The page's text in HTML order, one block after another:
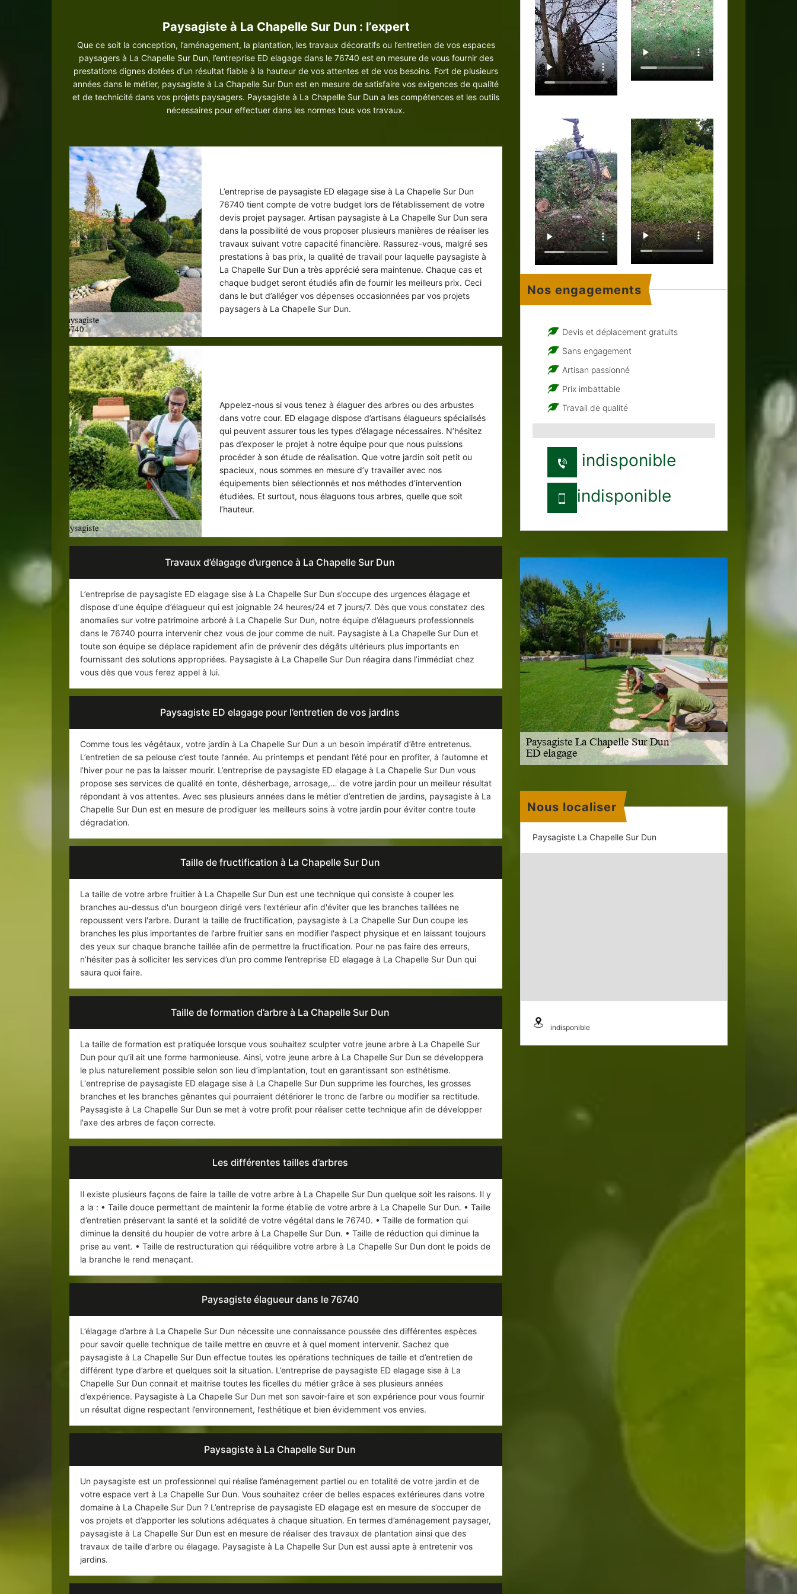
Paysagiste à La Chapelle Sur Dun : l’expert
Que ce soit la conception, l’aménagement, la plantation, les travaux décoratifs ou l’entretien de vos espaces
paysagers à La Chapelle Sur Dun, l’entreprise ED elagage dans le 76740 est en mesure de vous fournir des
prestations dignes dotées d’un résultat fiable à la hauteur de vos attentes et de vos besoins. Fort de plusieurs
années dans le métier, paysagiste à La Chapelle Sur Dun est en mesure de satisfaire vos exigences de qualité
et de technicité dans vos projets paysagers. Paysagiste à La Chapelle Sur Dun a les compétences et les outils
nécessaires pour effectuer dans les normes tous vos travaux.
L’entreprise de paysagiste ED elagage sise à La Chapelle Sur Dun
76740 tient compte de votre budget lors de l’établissement de votre
devis projet paysager. Artisan paysagiste à La Chapelle Sur Dun sera
dans la possibilité de vous proposer plusieurs manières de réaliser les
travaux suivant votre capacité financière. Rassurez-vous, malgré ses
prestations à bas prix, la qualité de travail pour laquelle paysagiste à
La Chapelle Sur Dun a très apprécié sera maintenue. Chaque cas et
chaque budget seront étudiés afin de fournir les meilleurs prix. Ceci
dans le but d’alléger vos dépenses occasionnées par vos projets
paysagers à La Chapelle Sur Dun.
Appelez-nous si vous tenez à élaguer des arbres ou des arbustes
dans votre cour. ED elagage dispose d’artisans élagueurs spécialisés
qui peuvent assurer tous les types d’élagage nécessaires. N’hésitez
pas d’exposer le projet à notre équipe pour que nous puissions
procéder à son étude de réalisation. Que votre jardin soit petit ou
spacieux, nous sommes en mesure d’y travailler avec nos
équipements bien sélectionnés et nos méthodes d’intervention
étudiées. Et surtout, nous élaguons tous arbres, quelle que soit
l’hauteur.
Travaux d’élagage d’urgence à La Chapelle Sur Dun
L’entreprise de paysagiste ED elagage sise à La Chapelle Sur Dun s’occupe des urgences élagage et
dispose d’une équipe d’élagueur qui est joignable 24 heures/24 et 7 jours/7. Dès que vous constatez des
anomalies sur votre patrimoine arboré à La Chapelle Sur Dun, notre équipe d’élagueurs professionnels
dans le 76740 pourra intervenir chez vous de jour comme de nuit. Paysagiste à La Chapelle Sur Dun et
toute son équipe se déplace rapidement afin de prévenir des dégâts ultérieurs plus importants en
fournissant des solutions appropriées. Paysagiste à La Chapelle Sur Dun réagira dans l’immédiat chez
vous dès que vous ferez appel à lui.
Paysagiste ED elagage pour l’entretien de vos jardins
Comme tous les végétaux, votre jardin à La Chapelle Sur Dun a un besoin impératif d’être entretenus.
L’entretien de sa pelouse c’est toute l’année. Au printemps et pendant l’été pour en profiter, à l’automne et
l’hiver pour ne pas la laisser mourir. L’entreprise de paysagiste ED elagage à La Chapelle Sur Dun vous
propose ses services de qualité en tonte, désherbage, arrosage,… de votre jardin pour un meilleur résultat
répondant à vos attentes. Avec ses plusieurs années dans le métier d’entretien de jardins, paysagiste à La
Chapelle Sur Dun est en mesure de prodiguer les meilleurs soins à votre jardin pour éviter contre toute
dégradation.
Taille de fructification à La Chapelle Sur Dun
La taille de votre arbre fruitier à La Chapelle Sur Dun est une technique qui consiste à couper les
branches au-dessus d'un bourgeon dirigé vers l'extérieur afin d'éviter que les branches taillées ne
repoussent vers l'arbre. Durant la taille de fructification, paysagiste à La Chapelle Sur Dun coupe les
branches les plus importantes de l'arbre fruitier sans en modifier l'aspect physique et en laissant toujours
des yeux sur chaque branche taillée afin de permettre la fructification. Pour ne pas faire des erreurs,
n’hésiter pas à solliciter les services d’un pro comme l’entreprise ED elagage à La Chapelle Sur Dun qui
saura quoi faire.
Taille de formation d’arbre à La Chapelle Sur Dun
La taille de formation est pratiquée lorsque vous souhaitez sculpter votre jeune arbre à La Chapelle Sur
Dun pour qu’il ait une forme harmonieuse. Ainsi, votre jeune arbre à La Chapelle Sur Dun se développera
le plus naturellement possible selon son lieu d’implantation, tout en garantissant son esthétisme.
L‘entreprise de paysagiste ED elagage sise à La Chapelle Sur Dun supprime les fourches, les grosses
branches et les branches gênantes qui pourraient détériorer le tronc de l’arbre ou modifier sa rectitude.
Paysagiste à La Chapelle Sur Dun se met à votre profit pour réaliser cette technique afin de développer
l'axe des arbres de façon correcte.
Les différentes tailles d’arbres
Il existe plusieurs façons de faire la taille de votre arbre à La Chapelle Sur Dun quelque soit les raisons. Il y
a la : • Taille douce permettant de maintenir la forme établie de votre arbre à La Chapelle Sur Dun. • Taille
d’entretien préservant la santé et la solidité de votre végétal dans le 76740. • Taille de formation qui
diminue la densité du houpier de votre arbre à La Chapelle Sur Dun. • Taille de réduction qui diminue la
prise au vent. • Taille de restructuration qui rééquilibre votre arbre à La Chapelle Sur Dun dont le poids de
la branche le rend menaçant.
Paysagiste élagueur dans le 76740
L’élagage d’arbre à La Chapelle Sur Dun nécessite une connaissance poussée des différentes espèces
pour savoir quelle technique de taille mettre en œuvre et à quel moment intervenir. Sachez que
paysagiste à La Chapelle Sur Dun effectue toutes les opérations techniques de taille et d’entretien de
différent type d’arbre et quelques soit la situation. L’entreprise de paysagiste ED elagage sise à La
Chapelle Sur Dun connait et maitrise toutes les ficelles du métier grâce à ses plusieurs années
d’expérience. Paysagiste à La Chapelle Sur Dun met son savoir-faire et son expérience pour vous fournir
un résultat digne respectant l’environnement, l’esthétique et bien évidemment vos envies.
Paysagiste à La Chapelle Sur Dun
Un paysagiste est un professionnel qui réalise l’aménagement partiel ou en totalité de votre jardin et de
votre espace vert à La Chapelle Sur Dun. Vous souhaitez créer de belles espaces extérieures dans votre
domaine à La Chapelle Sur Dun ? L’entreprise de paysagiste ED elagage est en mesure de s’occuper de
vos projets et d’apporter les solutions adéquates à chaque situation. En termes d’aménagement paysager,
paysagiste à La Chapelle Sur Dun est en mesure de réaliser des travaux de plantation ainsi que des
travaux de taille d’arbre ou élagage. Paysagiste à La Chapelle Sur Dun est aussi apte à entretenir vos
jardins.
Nos engagements
Devis et déplacement gratuits
Sans engagement
Artisan passionné
Prix imbattable
Travail de qualité
indisponible
indisponible
Nous localiser
Paysagiste La Chapelle Sur Dun
indisponible